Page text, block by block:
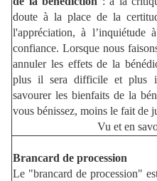
doute à la place de la
l'appréciation, à l’inquiétude
confiance. Lorsque nous
annuler les effets de la
plus il sera difficile et plus
savourer les bienfaits de la
vous bénissez, moins le fait de
Vu et en
Brancard de procession
Le "brancard de procession"